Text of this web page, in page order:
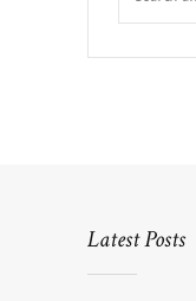
Latest Posts